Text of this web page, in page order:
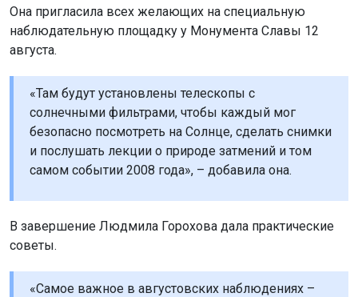
Она пригласила всех желающих на специальную
наблюдательную площадку у Монумента Славы 12
августа.
«Там будут установлены телескопы с
солнечными фильтрами, чтобы каждый мог
безопасно посмотреть на Солнце, сделать снимки
и послушать лекции о природе затмений и том
самом событии 2008 года», – добавила она.
В завершение Людмила Горохова дала практические
советы.
«Самое важное в августовских наблюдениях –